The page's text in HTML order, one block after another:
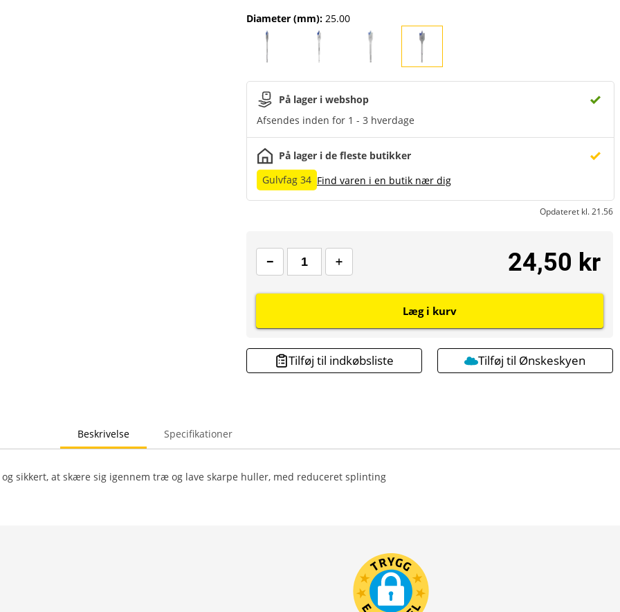
Diameter (mm): 25.00
På lager i webshop
Afsendes inden for 1 - 3 hverdage
På lager i de fleste butikker
Gulvfag 34 Find varen i en butik nær dig
Opdateret kl. 21.56
24,50 kr
Læg i kurv
Tilføj til indkøbsliste Tilføj til Ønskeskyen
Beskrivelse Specifikationer
sikkert, at skære sig igennem træ og lave skarpe huller, med reduceret splinting